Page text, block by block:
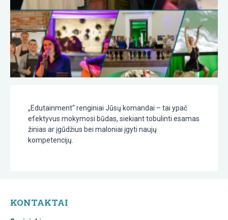
„Edutainment“ renginiai Jūsų komandai – tai ypač
efektyvus mokymosi būdas, siekiant tobulinti esamas
žinias ar įgūdžius bei maloniai įgyti naujų
kompetencijų.
KONTAKTAI